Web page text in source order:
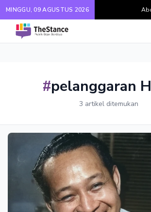
MINGGU, 09 AGUSTUS 2026
#pelanggaran
3 artikel ditemukan